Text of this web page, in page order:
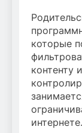
которые
контенту